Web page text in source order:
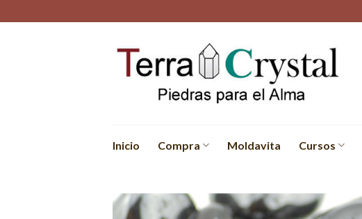
to
Inicio Compra Moldavita Cursos